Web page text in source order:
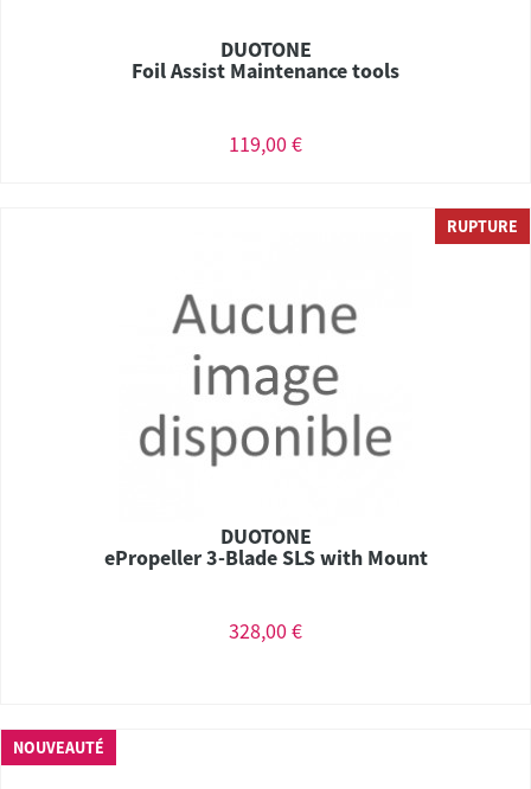
DUOTONE
Foil Assist Maintenance tools
119,00 €
RUPTURE
DUOTONE
ePropeller 3-Blade SLS with Mount
328,00 €
NOUVEAUTÉ